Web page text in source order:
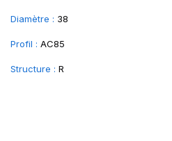
Diamètre : 38
Profil : AC85
Structure : R